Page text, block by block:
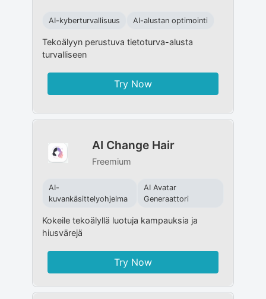
AI-kyberturvallisuus AI-alustan optimointi
Tekoälyyn perustuva tietoturva-alusta
turvalliseen
Try Now
AI Change Hair
Freemium
AI-
kuvankäsittelyohjelma
AI Avatar
Generaattori
Kokeile tekoälyllä luotuja kampauksia ja
hiusvärejä
Try Now